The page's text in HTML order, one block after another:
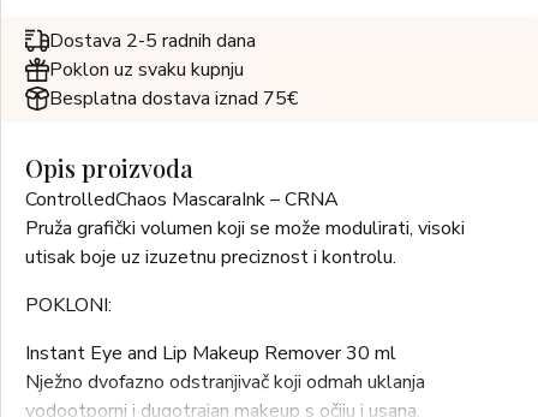
Dostava 2-5 radnih dana
Poklon uz svaku kupnju
Besplatna dostava iznad 75€
Opis proizvoda
ControlledChaos MascaraInk – CRNA
Pruža grafički volumen koji se može modulirati, visoki
utisak boje uz izuzetnu preciznost i kontrolu.
POKLONI:
Instant Eye and Lip Makeup Remover 30 ml
Nježno dvofazno odstranjivač koji odmah uklanja
vodootporni i dugotrajan makeup s očiju i usana.